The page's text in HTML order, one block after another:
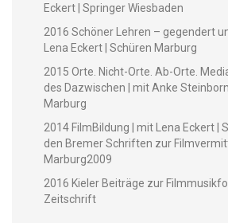
Eck­ert | Springer Wiesbaden
2016 Schön­er Lehren – gegen­dert
Lena Eck­ert | Schüren Marburg
2015 Orte. Nicht-Orte. Ab-Orte.
des Dazwis­chen | mit Anke
Marburg
2014 Film­Bil­dung | mit Lena Eck­ert |
den Bre­mer Schriften zur
Marburg2009
2016 Kiel­er Beiträge zur
Zeitschrift